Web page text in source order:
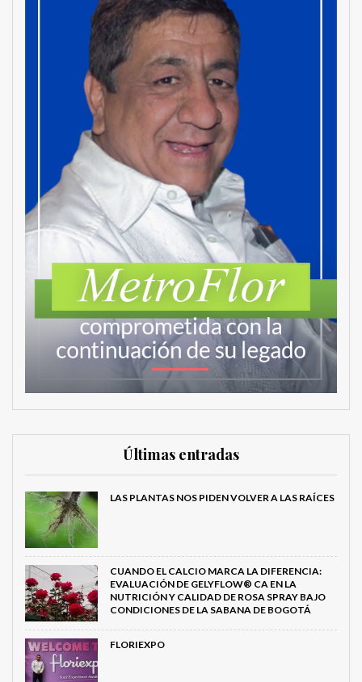
Últimas entradas
LAS PLANTAS NOS PIDEN VOLVER A LAS RAÍCES
CUANDO EL CALCIO MARCA LA DIFERENCIA:
EVALUACIÓN DE GELYFLOW® CA EN LA
NUTRICIÓN Y CALIDAD DE ROSA SPRAY BAJO
CONDICIONES DE LA SABANA DE BOGOTÁ
FLORIEXPO